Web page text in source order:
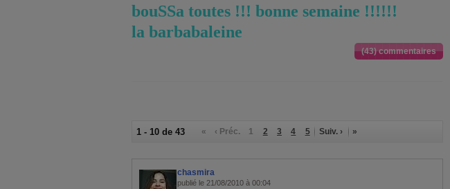
bouSSa toutes !!! bonne semaine !!!!!!
la barbabaleine
(43) commentaires
1 - 10 de 43 « ‹ Préc. 1 2 3 4 5 Suiv. › »
chasmira
publié le 21/08/2010 à 00:04